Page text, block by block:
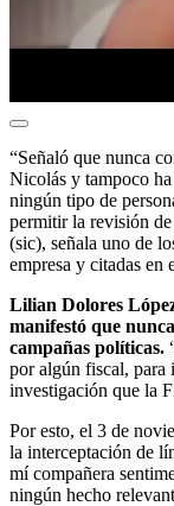
“Señaló que nunca
Nicolás y tampoco ha
ningún tipo de
permitir la revisión
(sic), señala uno de
empresa y citadas en
Lilian Dolores
manifestó que
campañas políticas.
por algún fiscal, para
investigación que la
Por esto, el 3 de
la interceptación de
mí compañera
ningún hecho